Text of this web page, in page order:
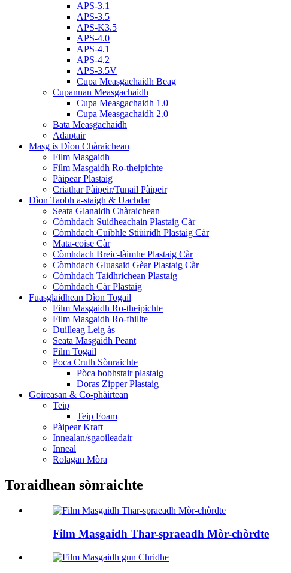
APS-3.1
APS-3.5
APS-K3.5
APS-4.0
APS-4.1
APS-4.2
APS-3.5V
Cupa Measgachaidh Beag
Cupannan Measgachaidh
Cupa Measgachaidh 1.0
Cupa Measgachaidh 2.0
Bata Measgachaidh
Adaptair
Masg is Dìon Chàraichean
Film Masgaidh
Film Masgaidh Ro-theipichte
Pàipear Plastaig
Criathar Pàipeir/Tunail Pàipeir
Dìon Taobh a-staigh & Uachdar
Seata Glanaidh Chàraichean
Còmhdach Suidheachain Plastaig Càr
Còmhdach Cuibhle Stiùiridh Plastaig Càr
Mata-coise Càr
Còmhdach Breic-làimhe Plastaig Càr
Còmhdach Gluasaid Gèar Plastaig Càr
Còmhdach Taidhrichean Plastaig
Còmhdach Càr Plastaig
Fuasglaidhean Dìon Togail
Film Masgaidh Ro-theipichte
Film Masgaidh Ro-fhillte
Duilleag Leig às
Seata Masgaidh Peant
Film Togail
Poca Cruth Sònraichte
Pòca bobhstair plastaig
Doras Zipper Plastaig
Goireasan & Co-phàirtean
Teip
Teip Foam
Pàipear Kraft
Innealan/sgaoileadair
Inneal
Rolagan Mòra
Toraidhean sònraichte
Film Masgaidh Thar-spraeadh Mòr-chòrdte